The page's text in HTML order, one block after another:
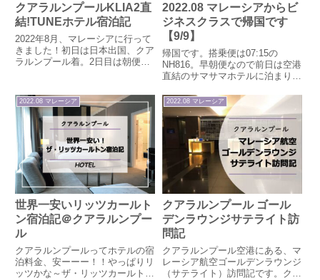
クアラルンプールKLIA2直
結!TUNEホテル宿泊記
2022年8月、マレーシアに行って
きました！初日は日本出国、クア
ラルンプール着。2日目は朝便で
過ぎ…到着はKLIAターミナルで
したが、翌朝は07:15発のエアア
ジアに乗...
2022.08 マレーシアからビ
ジネスクラスで帰国です
【9/9】
帰国です。搭乗便は07:15の
NH816。早朝便なので前日は空港
直結のサマサマホテルに泊まりま
たいと思うと、ホテルは５時出
発。４時起床。８時間寝たいとな
ると20時就寝です。せっかくの
海外旅行なので朝まで遊んで、...
2022.08 マレーシア
世界一安いリッツカールト
ン宿泊記＠クアラルンプー
ル
クアラルンプールってホテルの宿
泊料金、安ーーー！！やっぱりリ
ッツかな～ザ・リッツカールト
2022.08 マレーシア
クアラルンプール ゴール
デンラウンジサテライト訪
問記
クアラルンプール空港にある、マ
レーシア航空ゴールデンラウンジ
（サテライト）訪問記です。クア